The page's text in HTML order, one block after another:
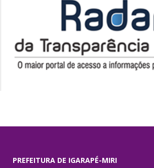
PREFEITURA DE IGARAPÉ-MIRI